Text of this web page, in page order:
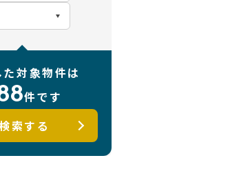
対象物件は
件です
索する